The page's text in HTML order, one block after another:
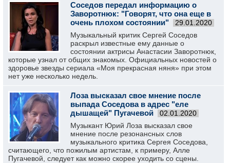
Соседов передал информацию о
Заворотнюк: "Говорят, что она еще в
очень плохом состоянии"
29.01.2020
Музыкальный критик Сергей Соседов
раскрыл известные ему данные о
состоянии актрисы Анастасии Заворотнюк,
которые узнал от общих знакомых. Официальных новостей о
здоровье звезды сериала «Моя прекрасная няня» при этом
нет уже несколько недель.
Лоза высказал свое мнение после
выпада Соседова в адрес "еле
дышащей" Пугачевой
02.01.2020
Музыкант Юрий Лоза высказал свое
мнение после резонансных слов
музыкального критика Сергея Соседова,
считающего, что пожилым артистам, к примеру, Алле
Пугачевой, следует как можно скорее уходить со сцены.